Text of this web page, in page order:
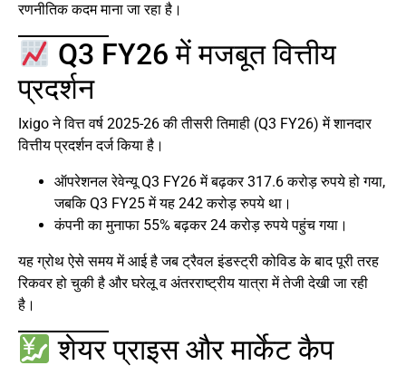
रणनीतिक कदम माना जा रहा है।
Q3 FY26 में मजबूत वित्तीय
प्रदर्शन
Ixigo ने वित्त वर्ष 2025-26 की तीसरी तिमाही (Q3 FY26) में शानदार
वित्तीय प्रदर्शन दर्ज किया है।
ऑपरेशनल रेवेन्यू Q3 FY26 में बढ़कर 317.6 करोड़ रुपये हो गया,
जबकि Q3 FY25 में यह 242 करोड़ रुपये था।
कंपनी का मुनाफा 55% बढ़कर 24 करोड़ रुपये पहुंच गया।
यह ग्रोथ ऐसे समय में आई है जब ट्रैवल इंडस्ट्री कोविड के बाद पूरी तरह
रिकवर हो चुकी है और घरेलू व अंतरराष्ट्रीय यात्रा में तेजी देखी जा रही
है।
शेयर प्राइस और मार्केट कैप